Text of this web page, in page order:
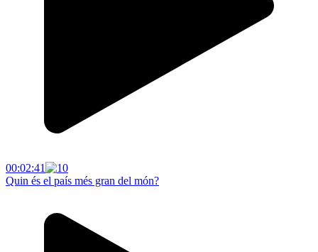
00:02:41
Quin és el país més gran del món?